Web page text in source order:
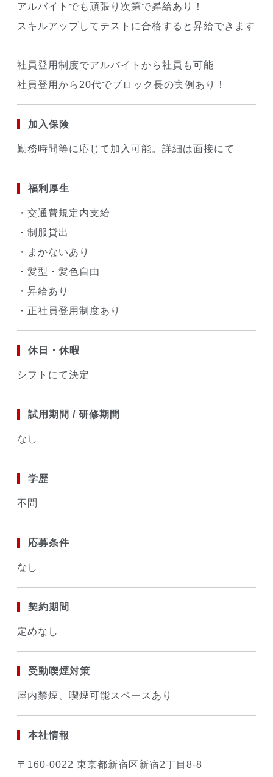
アルバイトでも頑張り次第で昇給あり！
スキルアップしてテストに合格すると昇給できます
社員登用制度でアルバイトから社員も可能
社員登用から20代でブロック長の実例あり！
加入保険
勤務時間等に応じて加入可能。詳細は面接にて
福利厚生
・交通費規定内支給
・制服貸出
・まかないあり
・髪型・髪色自由
・昇給あり
・正社員登用制度あり
休日・休暇
シフトにて決定
試用期間 / 研修期間
なし
学歴
不問
応募条件
なし
契約期間
定めなし
受動喫煙対策
屋内禁煙、喫煙可能スペースあり
本社情報
〒160-0022 東京都新宿区新宿2丁目8-8